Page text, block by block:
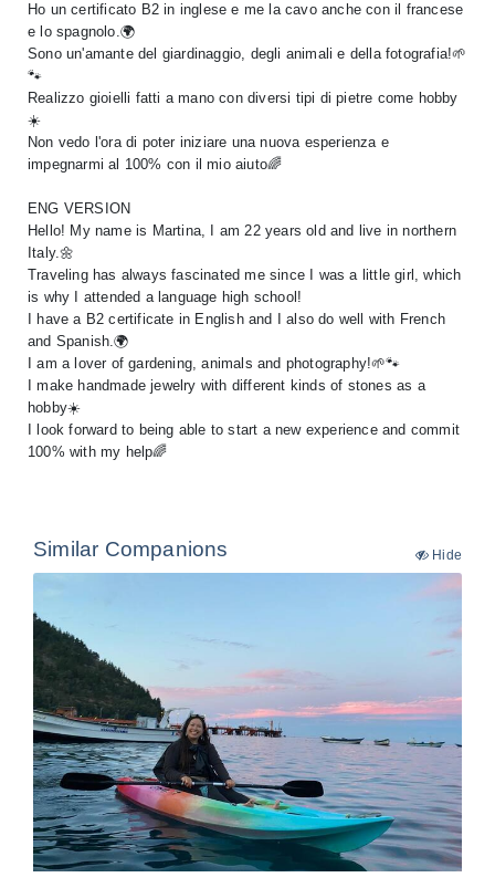
Ho un certificato B2 in inglese e me la cavo anche con il francese
e lo spagnolo.🌍
Sono un'amante del giardinaggio, degli animali e della fotografia!🌱
🐾
Realizzo gioielli fatti a mano con diversi tipi di pietre come hobby
☀️
Non vedo l'ora di poter iniziare una nuova esperienza e
impegnarmi al 100% con il mio aiuto🌈
ENG VERSION
Hello! My name is Martina, I am 22 years old and live in northern
Italy.🌼
Traveling has always fascinated me since I was a little girl, which
is why I attended a language high school!
I have a B2 certificate in English and I also do well with French
and Spanish.🌍
I am a lover of gardening, animals and photography!🌱🐾
I make handmade jewelry with different kinds of stones as a
hobby☀️
I look forward to being able to start a new experience and commit
100% with my help🌈
Similar Companions Hide